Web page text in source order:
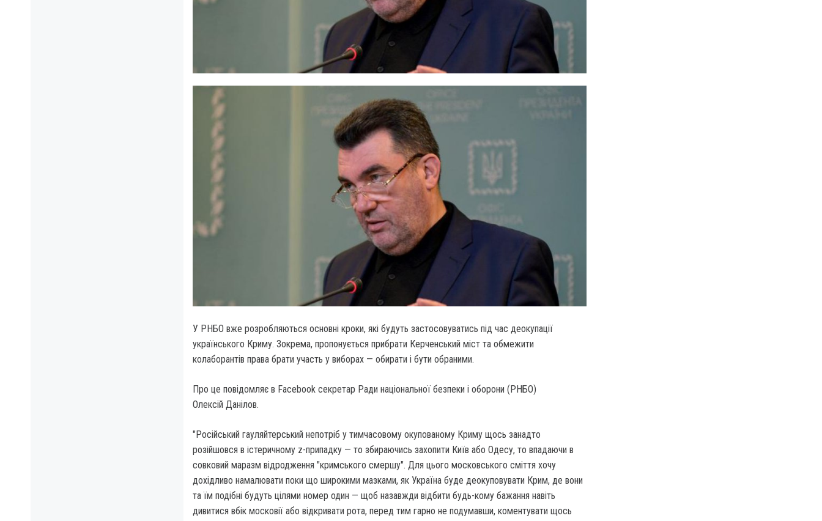
У РНБО вже розробляються основні кроки, які будуть застосовуватись під час деокупації
українського Криму. Зокрема, пропонується прибрати Керченський міст та обмежити
колаборантів права брати участь у виборах — обирати і бути обраними.
Про це повідомляє в Facebook секретар Ради національної безпеки і оборони (РНБО)
Олексій Данілов.
"Російський гауляйтерський непотріб у тимчасовому окупованому Криму щось занадто
розійшовся в істеричному z-припадку — то збираючись захопити Київ або Одесу, то впадаючи в
совковий маразм відродження "кримського смершу". Для цього московського сміття хочу
дохідливо намалювати поки що широкими мазками, як Україна буде деокуповувати Крим, де вони
та їм подібні будуть цілями номер один — щоб назавжди відбити будь-кому бажання навіть
дивитися вбік московії або відкривати рота, перед тим гарно не подумавши, коментувати щось